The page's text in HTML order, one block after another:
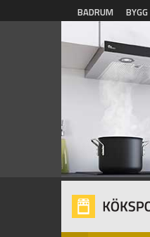
Hoppa till huvudinnehåll
BADRUM BYGG